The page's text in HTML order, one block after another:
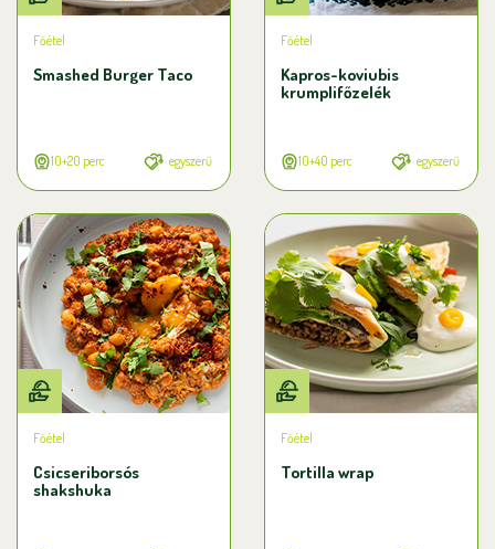
Főétel
Smashed Burger Taco
10+20 perc egyszerű
Főétel
Kapros-koviubis
krumplifőzelék
10+40 perc egyszerű
Főétel
Csicseriborsós
shakshuka
Főétel
Tortilla wrap